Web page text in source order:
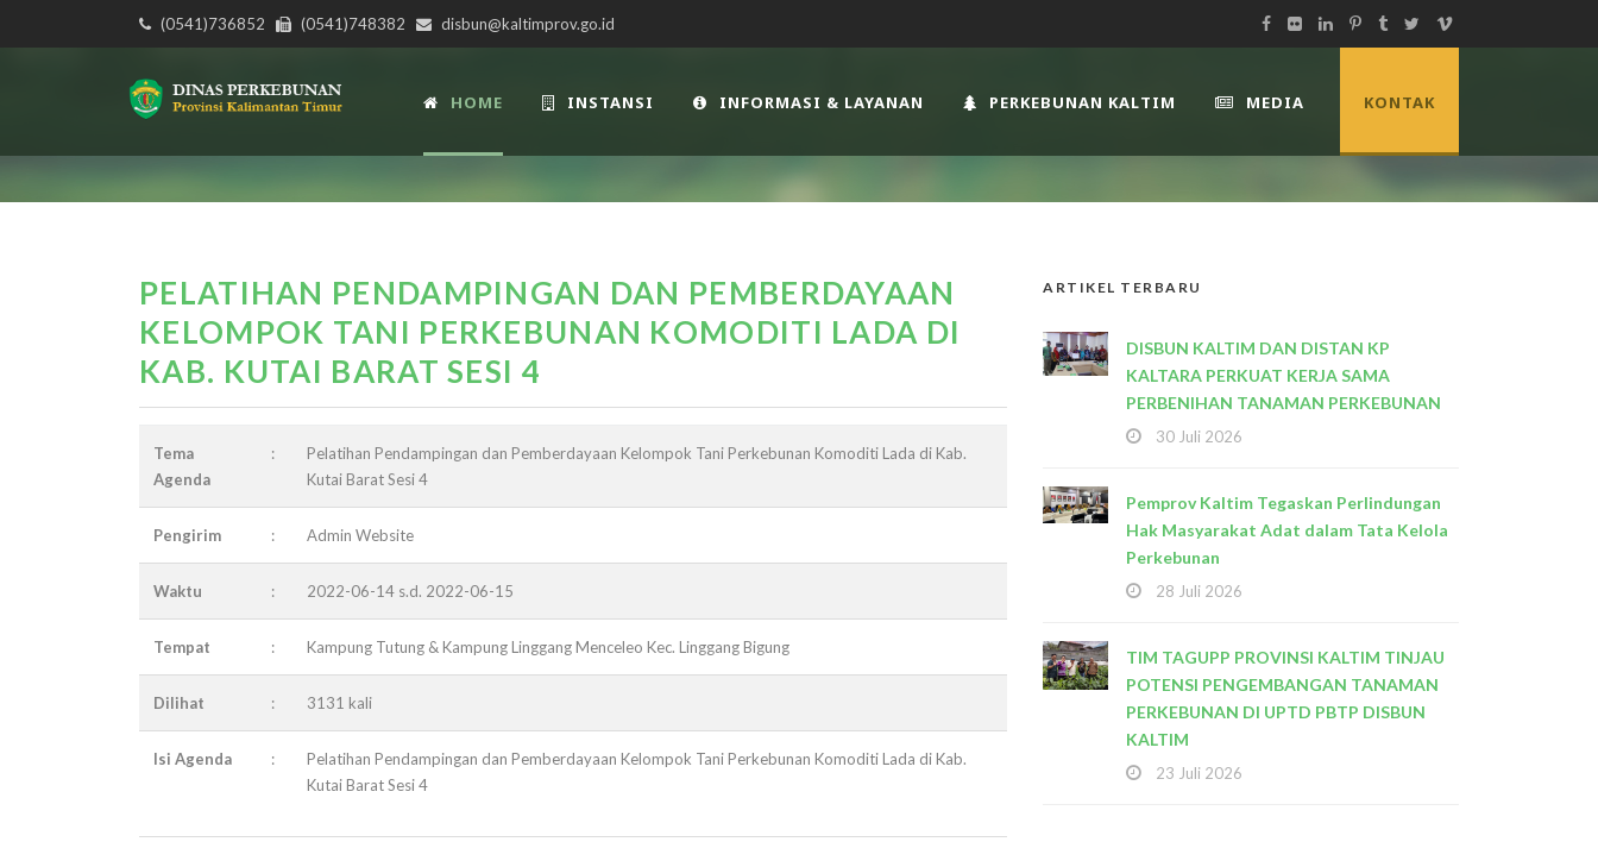
(0541)736852 (0541)748382 disbun@kaltimprov.go.id
HOME INSTANSI INFORMASI & LAYANAN PERKEBUNAN KALTIM MEDIA KONTAK
PELATIHAN PENDAMPINGAN DAN PEMBERDAYAAN
KELOMPOK TANI PERKEBUNAN KOMODITI LADA DI
KAB. KUTAI BARAT SESI 4
Tema
Agenda
:
Pelatihan Pendampingan dan Pemberdayaan Kelompok Tani Perkebunan Komoditi Lada di Kab.
Kutai Barat Sesi 4
Pengirim : Admin Website
Waktu : 2022-06-14 s.d. 2022-06-15
Tempat : Kampung Tutung & Kampung Linggang Menceleo Kec. Linggang Bigung
Dilihat : 3131 kali
Isi Agenda :
Pelatihan Pendampingan dan Pemberdayaan Kelompok Tani Perkebunan Komoditi Lada di Kab.
Kutai Barat Sesi 4
ARTIKEL TERBARU
DISBUN KALTIM DAN DISTAN KP
KALTARA PERKUAT KERJA SAMA
PERBENIHAN TANAMAN PERKEBUNAN
30 Juli 2026
Pemprov Kaltim Tegaskan Perlindungan
Hak Masyarakat Adat dalam Tata Kelola
Perkebunan
28 Juli 2026
TIM TAGUPP PROVINSI KALTIM TINJAU
POTENSI PENGEMBANGAN TANAMAN
PERKEBUNAN DI UPTD PBTP DISBUN
KALTIM
23 Juli 2026